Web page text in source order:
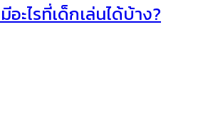
ะไรที่เด็กเล่นได้บ้าง?